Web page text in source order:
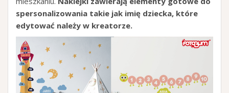
spersonalizowania takie jak imię dziecka, które
edytować należy w kreatorze.